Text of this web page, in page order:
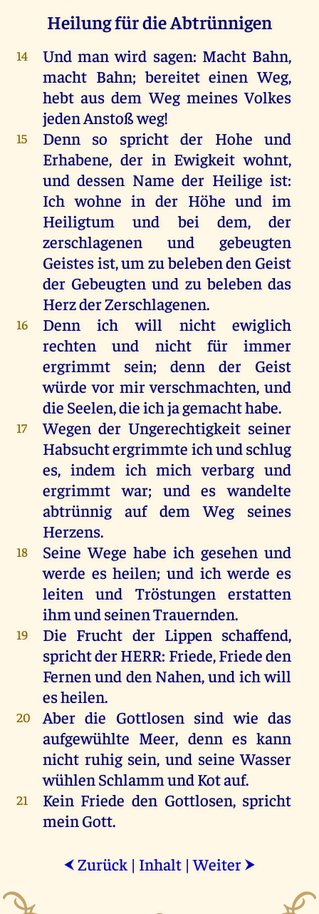
Heilung für die Abtrünnigen
14 Und man wird sagen: Macht Bahn,
macht Bahn;bereitet einen Weg,
hebt aus dem Weg meines Volkes
jedenAnstoßweg!
15 Denn so spricht der Hohe und
Erhabene, der in Ewigkeit wohnt,
und dessen Name der Heilige ist:
Ich wohne in der Höhe und im
Heiligtum
und bei dem,der
zerschlagenen
und gebeugten
Geistesist,um zubelebenden Geist
derGebeugtenund zubelebendas
HerzderZerschlagenen.
16 Denn ich will nicht
ewiglich
rechten
und nicht für
immer
ergrimmt
sein; denn der
Geist
würde vor mir verschmachten,und
die Seelen,dieichjagemachthabe.
17 Wegen der Ungerechtigkeit seiner
Habsuchtergrimmte ichundschlug
es, indem ich mich verbarg und
ergrimmt war; und es wandelte
abtrünnig
auf dem Weg
seines
Herzens.
18 Seine Wege habe ich gesehen und
werde es heilen;und ich werde es
leiten
und Tröstungen
erstatten
ihmundseinenTrauernden.
19 Die Frucht der Lippenschaffend,
sprichtderHERR: Friede,Friededen
Fernenund den Nahen,und ichwill
esheilen.
20 Aber die Gottlosen sind wie das
aufgewühlte Meer, denn es kann
nicht ruhig sein, und seine Wasser
wühlenSchlammundKotauf.
21 Kein Friede den Gottlosen, spricht
meinGott.
⮜ Zurück | Inhalt |Weiter ⮞